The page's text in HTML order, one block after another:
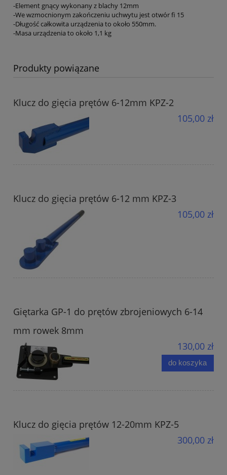
-Element gnący wykonany z blachy 12mm
-We wzmocnionym zakończeniu uchwytu jest otwór fi 15
-Długość całkowita urządzenia to około 550mm.
-Masa urządzenia to około 1,1 kg
Produkty powiązane
Klucz do gięcia prętów 6-12mm KPZ-2
105,00 zł
Klucz do gięcia prętów 6-12 mm KPZ-3
105,00 zł
Giętarka GP-1 do prętów zbrojeniowych 6-14
mm rowek 8mm
130,00 zł
do koszyka
Klucz do gięcia prętów 12-20mm KPZ-5
300,00 zł